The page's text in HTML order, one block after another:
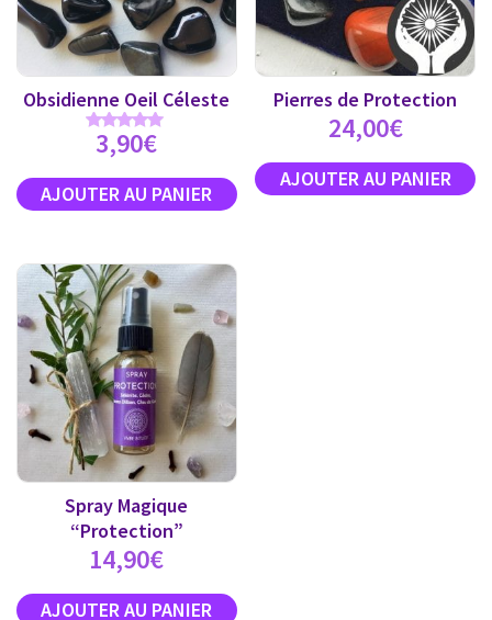
Obsidienne Oeil Céleste
Note
5.00
3,90€
Pierres de Protection
24,00€
Spray Magique
“Protection”
14,90€